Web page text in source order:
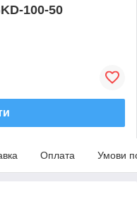
100-50
Оплата Умови